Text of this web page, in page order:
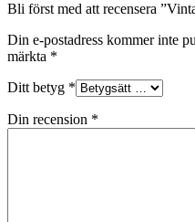
Bli först med att recensera
Din e-postadress kommer inte
märkta *
Ditt betyg *
Din recension *